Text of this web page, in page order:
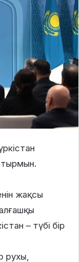
жақсы
– түбі бір
рухы,